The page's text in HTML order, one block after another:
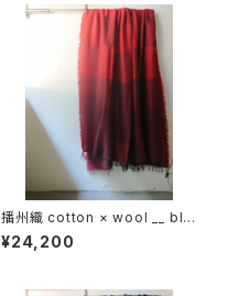
播州織 cotton × wool __ blo
ck 220-120 落陽GK
¥24,200